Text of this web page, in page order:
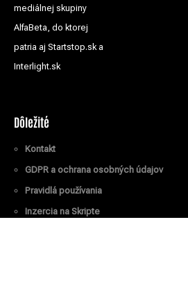
mediálnej skupiny
AlfaBeta, do ktorej
patria aj Startstop.sk a
Interlight.sk
Dôležité
Kontakt
GDPR a ochrana osobných údajov
Pravidlá používania
Inzercia na Skripte